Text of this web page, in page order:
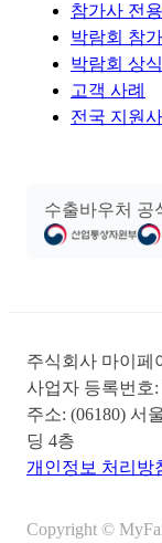
참가사 전
박람회 참
박람회 상식
고객 사례
전국 지원
수출바우처 공
주식회사 마이페
사업자 등록번호:
주소: (06180) 서
딩 4층
개인정보 처리방
Copyright ©